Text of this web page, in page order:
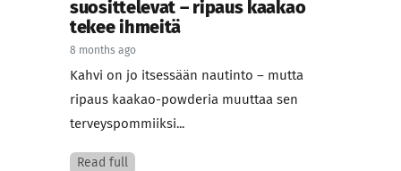
suosittelevat – ripaus kaakao
tekee ihmeitä
8 months ago
Kahvi on jo itsessään nautinto – mutta
ripaus kaakao-powderia muuttaa sen
terveyspommiiksi...
Read full